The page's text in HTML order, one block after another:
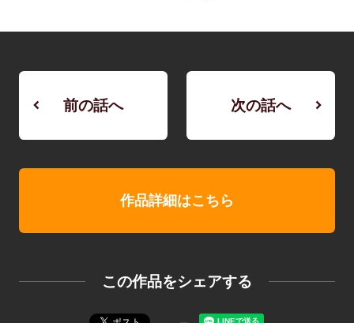
前の話へ 次の話へ
作品詳細はこちら
この作品をシェアする